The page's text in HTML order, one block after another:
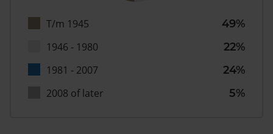
T/m 1945
49%
1946 - 1980
22%
1981 - 2007
24%
2008 of later
5%